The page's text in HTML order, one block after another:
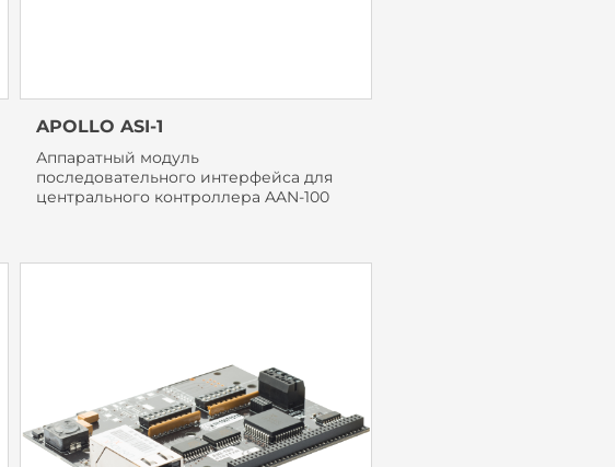
APOLLO ASI-1
Аппаратный модуль
последовательного интерфейса для
центрального контроллера AAN-100